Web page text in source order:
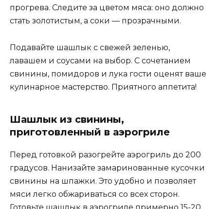
прогрева. Следите за цветом мяса: оно должно
стать золотистым, а соки — прозрачными.
Подавайте шашлык с свежей зеленью,
лавашем и соусами на выбор. С сочетанием
свинины, помидоров и лука гости оценят ваше
кулинарное мастерство. Приятного аппетита!
Шашлык из свинины,
приготовленный в аэрогриле
Перед готовкой разогрейте аэрогриль до 200
градусов. Нанизайте замаринованные кусочки
свинины на шпажки. Это удобно и позволяет
мяси легко обжариваться со всех сторон.
Готовьте шашлык в аэрогриле примерно 15-20